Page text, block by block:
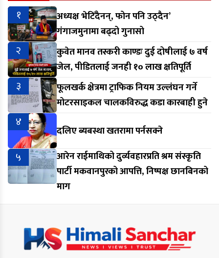
१
अध्यक्ष भेटिँदैनन्, फोन पनि उठ्दैन’
गंगाजमुनामा बढ्दो गुनासो
२
कुवेत मानव तस्करी काण्डः दुई दोषीलाई ७ वर्ष
जेल, पीडितलाई जनही १० लाख क्षतिपूर्ति
३
फूलखर्क क्षेत्रमा ट्राफिक नियम उल्लंघन गर्ने
मोटरसाइकल चालकविरुद्ध कडा कारबाही हुने
४
दलिए ब्यबस्था खतरामा पर्नसक्ने
५
आरेन राईमाथिको दुर्व्यवहारप्रति श्रम संस्कृति
पार्टी मकवानपुरको आपत्ति, निष्पक्ष छानबिनको
माग